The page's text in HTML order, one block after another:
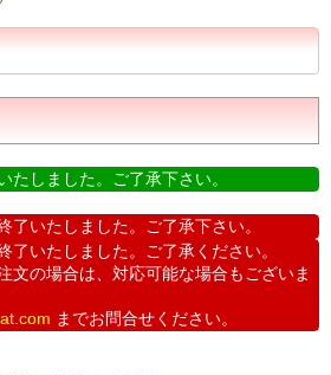
たしました。ご了承下さい。
了いたしました。ご了承下さい。
了いたしました。ご了承ください。
文の場合は、対応可能な場合もございま
までお問合せください。